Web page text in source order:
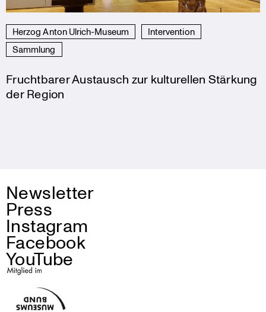
Herzog Anton Ulrich-Museum
Intervention
Sammlung
Fruchtbarer Austausch zur kulturellen Stärkung
der Region
Newsletter
Press
Instagram
Facebook
YouTube